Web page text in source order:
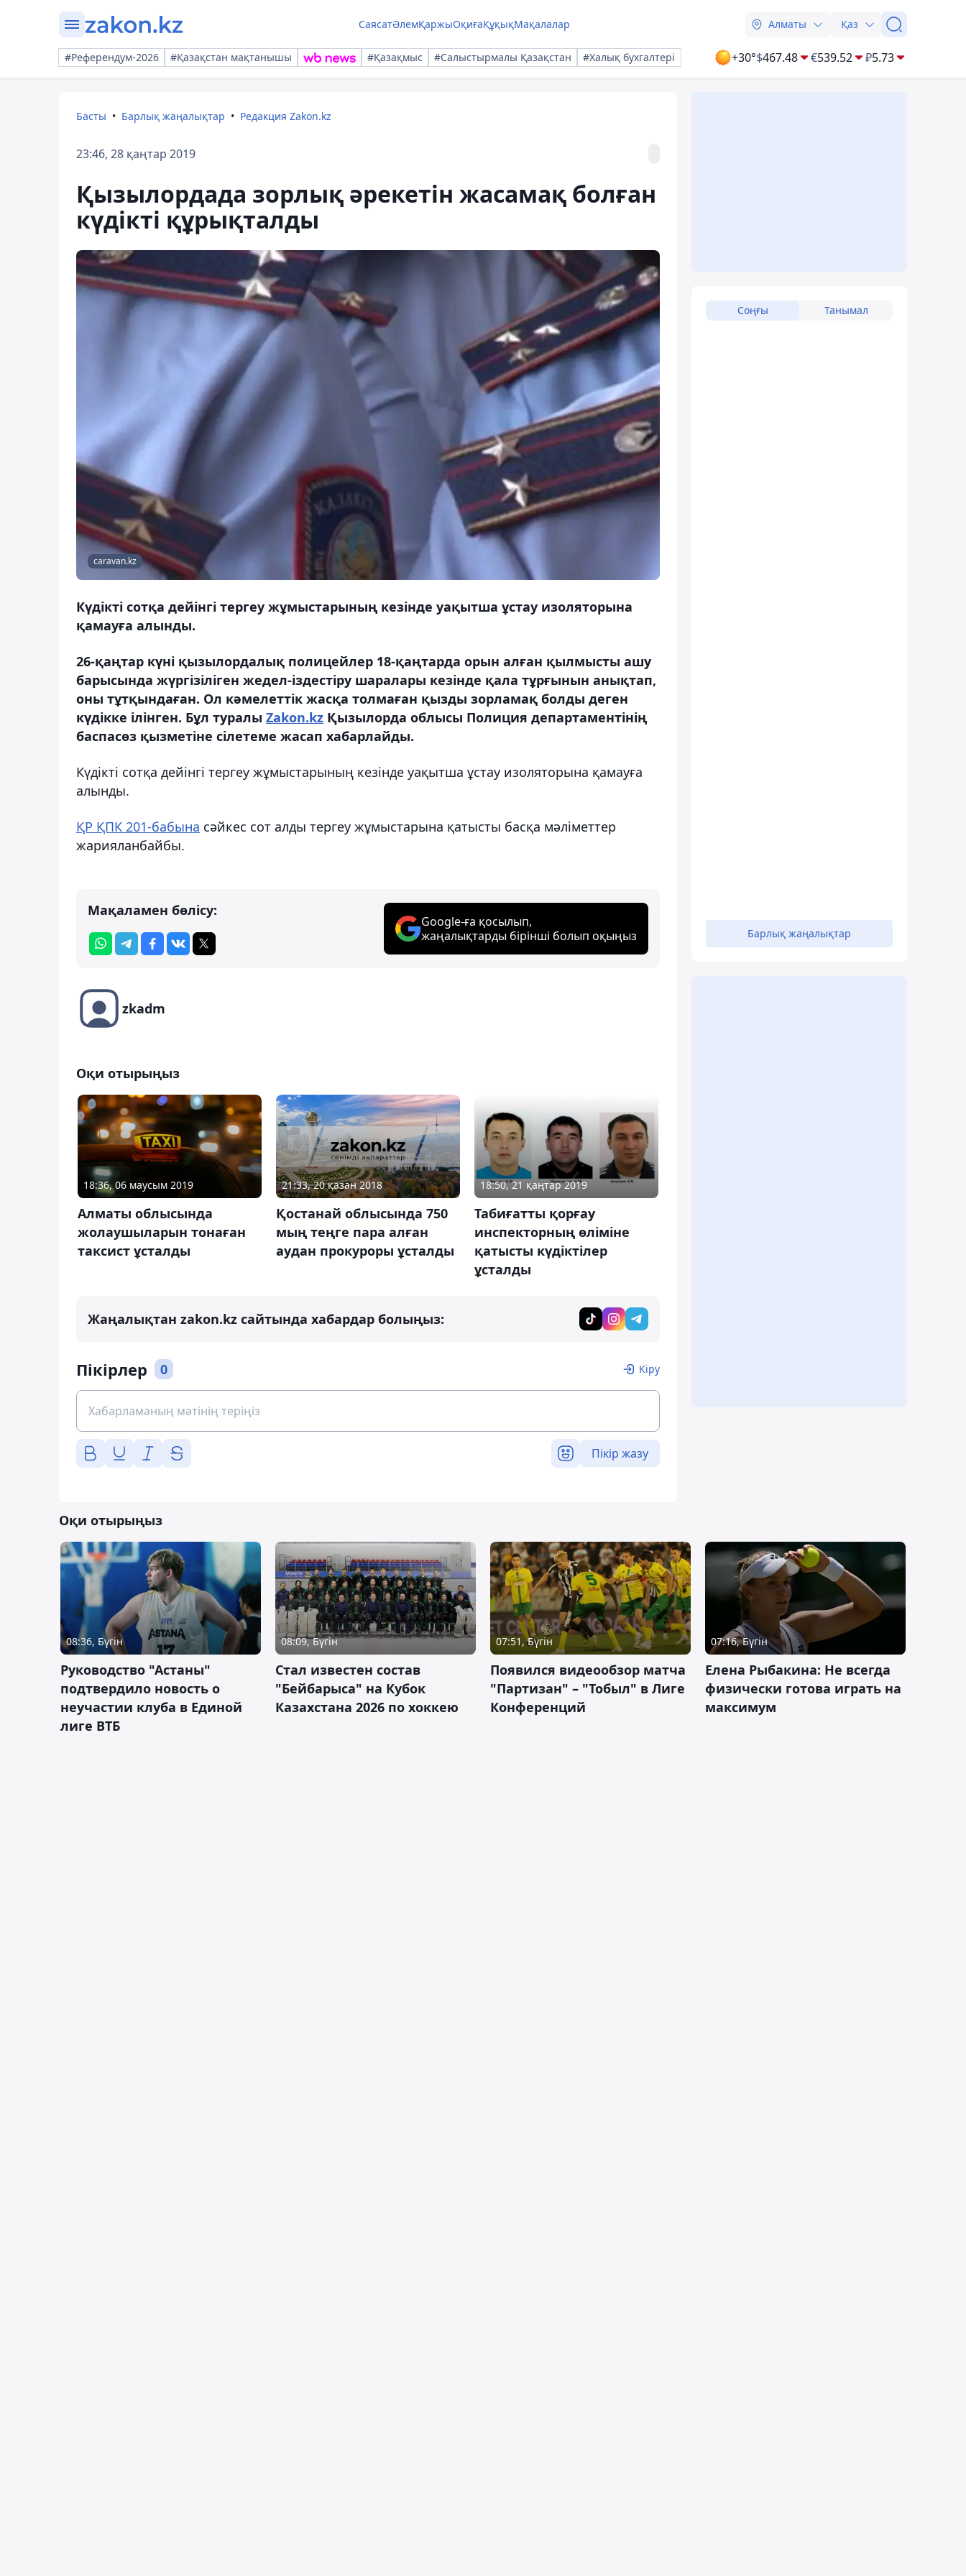
СаясатӘлемҚаржыОқиғаҚұқықМақалалар Алматы Қаз
#Референдум-2026 #Қазақстан мақтанышы #Қазақмыс #Салыстырмалы Қазақстан #Халық бухгалтері +30°$467.48 €539.52 ₽5.73
Басты Барлық жаңалықтар Редакция Zakon.kz
23:46, 28 қаңтар 2019
Қызылордада зорлық әрекетін жасамақ болған
күдікті құрықталды
caravan.kz
Күдікті сотқа дейінгі тергеу жұмыстарының кезінде уақытша ұстау изоляторына
қамауға алынды.
26-қаңтар күні қызылордалық полицейлер 18-қаңтарда орын алған қылмысты ашу
барысында жүргізіліген жедел-іздестіру шаралары кезінде қала тұрғынын анықтап,
оны тұтқындаған. Ол кәмелеттік жасқа толмаған қызды зорламақ болды деген
күдікке ілінген. Бұл туралы Zakon.kz Қызылорда облысы Полиция департаментінің
баспасөз қызметіне сілетеме жасап хабарлайды.
Күдікті сотқа дейінгі тергеу жұмыстарының кезінде уақытша ұстау изоляторына қамауға
алынды.
ҚР ҚПК 201-бабына сәйкес сот алды тергеу жұмыстарына қатысты басқа мәліметтер
жарияланбайбы.
Мақаламен бөлісу:
Google-ға қосылып,
жаңалықтарды бірінші болып оқыңыз
zkadm
Оқи отырыңыз
18:36, 06 маусым 2019
Алматы облысында
жолаушыларын тонаған
таксист ұсталды
21:33, 20 қазан 2018
Қостанай облысында 750
мың теңге пара алған
аудан прокуроры ұсталды
18:50, 21 қаңтар 2019
Табиғатты қорғау
инспекторның өліміне
қатысты күдіктілер
ұсталды
Жаңалықтан zakon.kz сайтында хабардар болыңыз:
Пікірлер 0 Кіру
Пікір жазу
Соңғы Танымал
Барлық жаңалықтар
Оқи отырыңыз
08:36, Бүгін
Руководство "Астаны"
подтвердило новость о
неучастии клуба в Единой
лиге ВТБ
08:09, Бүгін
Стал известен состав
"Бейбарыса" на Кубок
Казахстана 2026 по хоккею
07:51, Бүгін
Появился видеообзор матча
"Партизан" – "Тобыл" в Лиге
Конференций
07:16, Бүгін
Елена Рыбакина: Не всегда
физически готова играть на
максимум